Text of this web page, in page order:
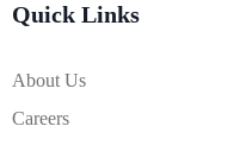
Quick Links
About Us
Careers